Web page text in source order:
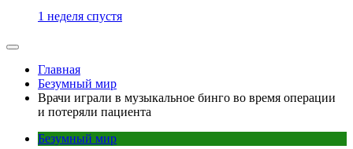
1 неделя спустя
Главная
Безумный мир
Врачи играли в музыкальное бинго во время операции
и потеряли пациента
Безумный мир